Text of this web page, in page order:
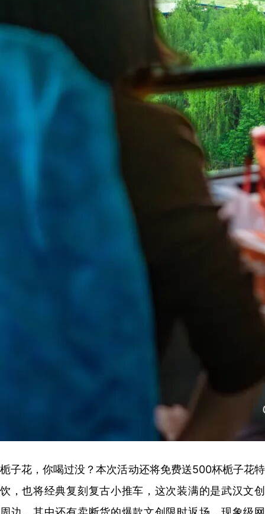
栀子花，你喝过没？本次活动还将免费送500杯栀子花特
饮，也将经典复刻复古小推车，这次装满的是武汉文创